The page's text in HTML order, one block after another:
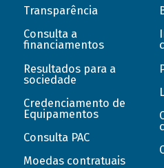
Transparência
Consulta a
financiamentos
Resultados para a
sociedade
Credenciamento de
Equipamentos
Consulta PAC
Moedas contratuais